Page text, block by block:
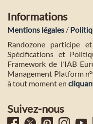
Informations
Mentions légales /
Randozone participe
Spécifications et
Framework de l'IAB
Management Platform
à tout moment en
Suivez-nous